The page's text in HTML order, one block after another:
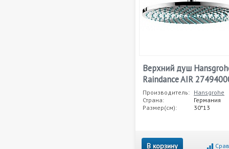
Верхний душ
Raindance AIR
Производитель: Hansgrohe
Страна:
Германия
Размер(см):
30*13
В корзину